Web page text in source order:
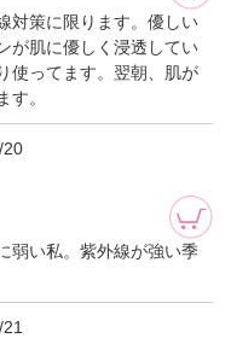
対策に限ります。優しい
が肌に優しく浸透してい
使ってます。翌朝、肌が
。
20
弱い私。紫外線が強い季